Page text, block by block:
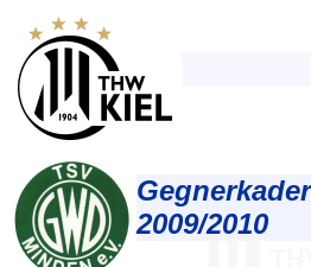
2009/2010